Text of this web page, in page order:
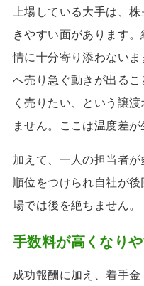
上場している大手は、
きやすい面があります
情に十分寄り添わないま
へ売り急ぐ動きが出る
く売りたい、という譲
ません。ここは温度差が
加えて、一人の担当者
順位をつけられ自社が
場では後を絶ちません。
手数料が高くなり
成功報酬に加え、着手